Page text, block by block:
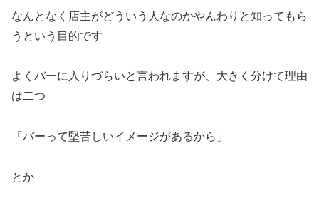
なんとなく店主がどういう人なのかやんわりと知ってもら
うという目的です
よくバーに入りづらいと言われますが、大きく分けて理由
は二つ
「バーって堅苦しいイメージがあるから」
とか